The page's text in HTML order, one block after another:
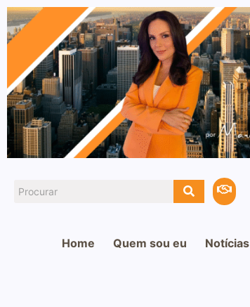
Home Quem sou eu Notícias